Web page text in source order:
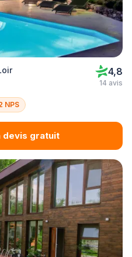
4,8
14 avis
NPS
devis gratuit